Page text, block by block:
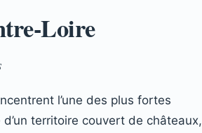
Loire
l’une des plus fortes
territoire couvert de châteaux,